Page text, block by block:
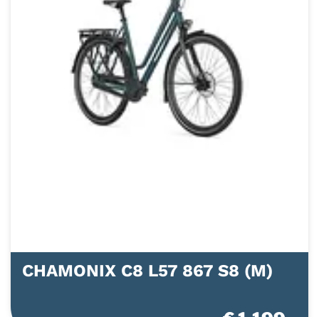
CHAMONIX C8 L57 867 S8 (M)